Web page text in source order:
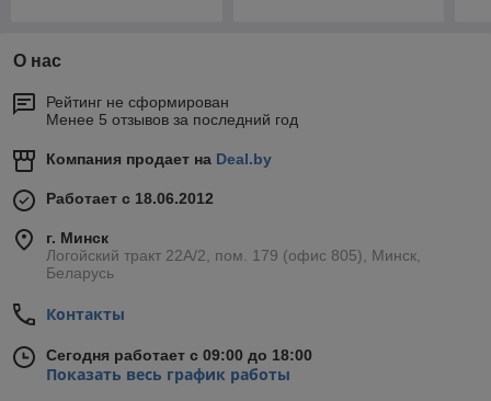
О нас
Рейтинг не сформирован
Менее 5 отзывов за последний год
Компания продает на Deal.by
Работает с 18.06.2012
г. Минск
Логойский тракт 22А/2, пом. 179 (офис 805), Минск,
Беларусь
Контакты
Сегодня работает с 09:00 до 18:00
Показать весь график работы